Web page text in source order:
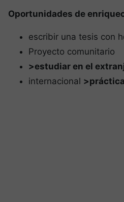
Oportunidades de
escribir una tesis con
Proyecto comunitario
>estudiar en el
internacional